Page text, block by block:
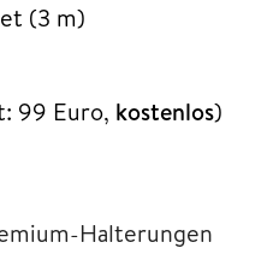
(3 m)
99 Euro, kostenlos)
Halterungen